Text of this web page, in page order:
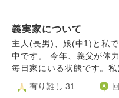
どうすればいいでしょう
事、それが 親孝行…と思
嫌いです。 この心もごま
とは言え 元気で よく食
偽善が自分を追い込んで
も空だから大丈夫！みたいなふ
泊まるとなり、ホテルを
3歳、１歳の子どもと私た
もちろん何も言えず私は床で寝ました
インが「◯〜◯日で赤ちゃ
義実家について
主人(長男)、娘(中1)と私
中です。 今年、義父が体
毎日家にいる状態です。
にいて家事と内職をこな
帰宅してからや休日は家の事は
有り難し 31